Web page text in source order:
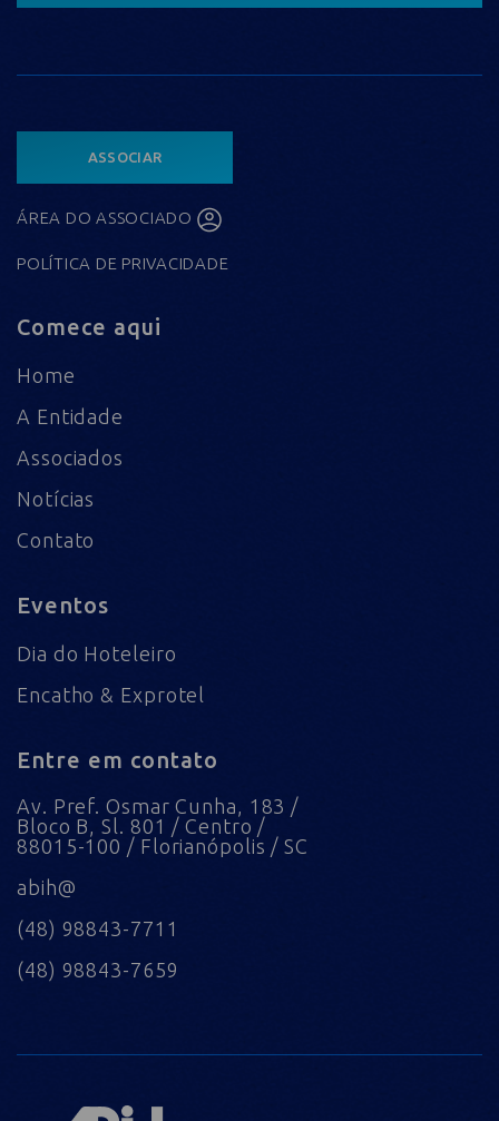
ASSOCIAR
ÁREA DO ASSOCIADO
POLÍTICA DE PRIVACIDADE
Comece aqui
Home
A Entidade
Associados
Notícias
Contato
Eventos
Dia do Hoteleiro
Encatho & Exprotel
Entre em contato
Av. Pref. Osmar Cunha, 183 /
Bloco B, Sl. 801 / Centro /
88015-100 / Florianópolis / SC
abih@
(48) 98843-7711
(48) 98843-7659